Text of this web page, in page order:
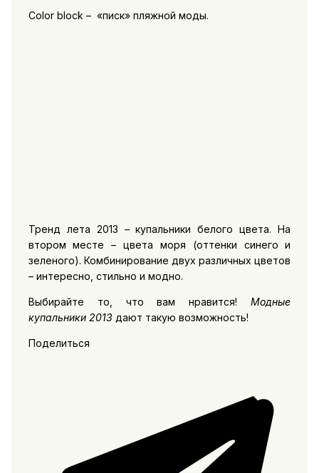
Color block – «писк» пляжной моды.
Тренд лета 2013 – купальники белого цвета. На
втором месте – цвета моря (оттенки синего и
зеленого). Комбинирование двух различных цветов
– интересно, стильно и модно.
Выбирайте то, что вам нравится!Модные
купальники 2013 дают такую возможность!
Поделиться